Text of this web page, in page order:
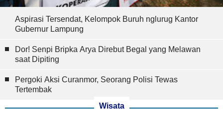
Aspirasi Tersendat, Kelompok Buruh nglurug Kantor
Gubernur Lampung
Dor! Senpi Bripka Arya Direbut Begal yang Melawan
saat Dipiting
Pergoki Aksi Curanmor, Seorang Polisi Tewas
Tertembak
Wisata